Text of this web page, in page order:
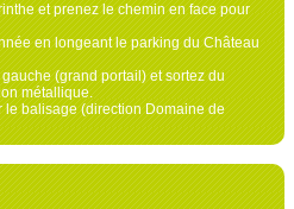
et prenez le chemin en face pour
en longeant le parking du Château
(grand portail) et sortez du
métallique.
balisage (direction Domaine de